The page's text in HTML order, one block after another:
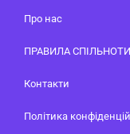
Про нас
ПРАВИЛА СПІЛЬНОТИ
Контакти
Політика